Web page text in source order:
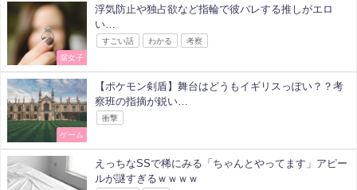
腐女子
浮気防止や独占欲など指輪で彼バレする推しがエロ
い…
すごい話 わかる 考察
ゲーム
【ポケモン剣盾】舞台はどうもイギリスっぽい？？考
察班の指摘が鋭い…
衝撃
えっちなSSで稀にみる「ちゃんとやってます」アピー
ルが謎すぎるｗｗｗｗ